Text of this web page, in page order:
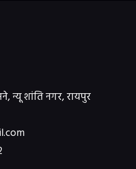
शांति नगर, रायपुर